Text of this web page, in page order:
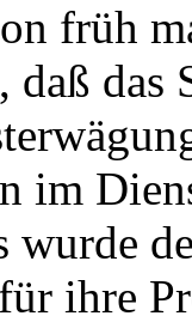
früh
daß das
im
wurde
ihre